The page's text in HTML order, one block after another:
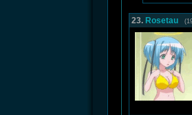
23. Rosetau